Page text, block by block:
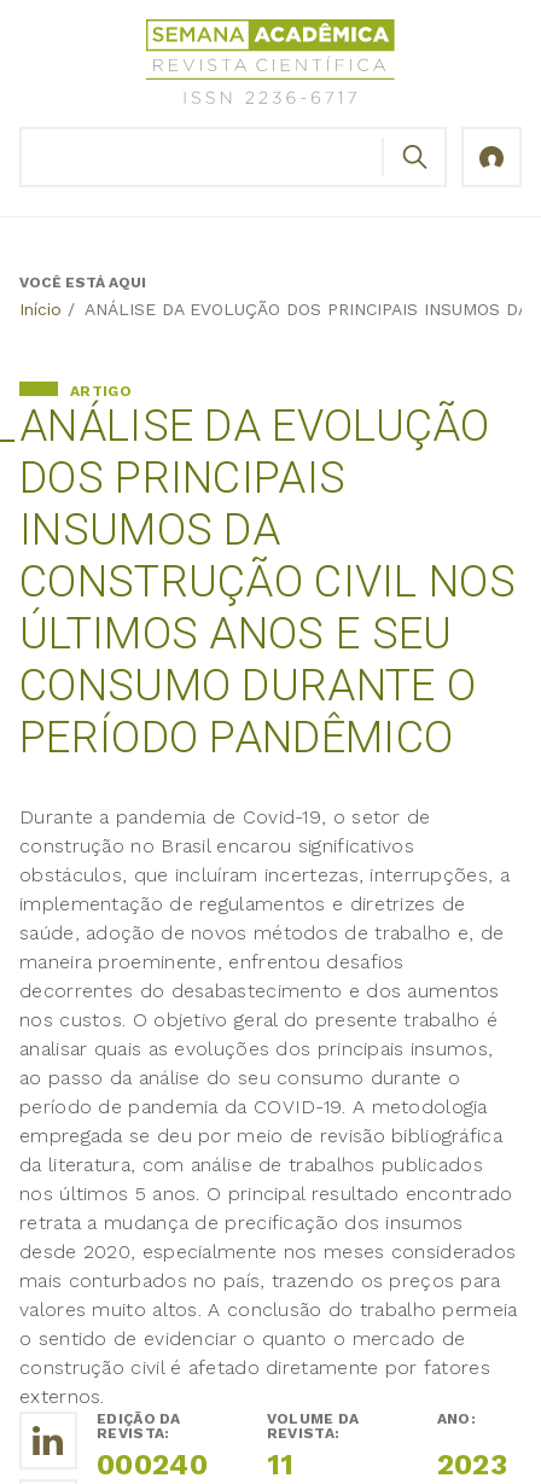
Revista
Científica
Semana
Back
VOCÊ ESTÁ AQUI
Início / ANÁLISE DA EVOLUÇÃO DOS PRINCIPAIS INSUMOS
ANÁLISE DA EVOLUÇÃO
DOS PRINCIPAIS
INSUMOS DA
CONSTRUÇÃO CIVIL NOS
ÚLTIMOS ANOS E SEU
CONSUMO DURANTE O
PERÍODO PANDÊMICO
ARTIGO
Durante a pandemia de Covid-19, o setor de
construção no Brasil encarou significativos
obstáculos, que incluíram incertezas, interrupções, a
implementação de regulamentos e diretrizes de
saúde, adoção de novos métodos de trabalho e, de
maneira proeminente, enfrentou desafios
decorrentes do desabastecimento e dos aumentos
nos custos. O objetivo geral do presente trabalho é
analisar quais as evoluções dos principais insumos,
ao passo da análise do seu consumo durante o
período de pandemia da COVID-19. A metodologia
empregada se deu por meio de revisão bibliográfica
da literatura, com análise de trabalhos publicados
nos últimos 5 anos. O principal resultado encontrado
retrata a mudança de precificação dos insumos
desde 2020, especialmente nos meses considerados
mais conturbados no país, trazendo os preços para
valores muito altos. A conclusão do trabalho permeia
o sentido de evidenciar o quanto o mercado de
construção civil é afetado diretamente por fatores
externos.
EDIÇÃO DA
REVISTA:
000240
VOLUME DA
REVISTA:
11
ANO:
2023